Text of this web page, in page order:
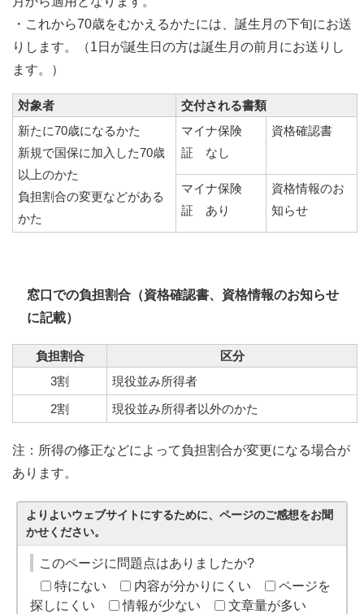
・これから70歳をむかえるかたには、誕生月の下旬にお送
りします。（1日が誕生日の方は誕生月の前月にお送りし
ます。）
対象者
交付される書類
新たに70歳になるかた
新規で国保に加入した70歳
以上のかた
負担割合の変更などがある
かた
マイナ保険
証 なし
資格確認書
マイナ保険
証 あり
資格情報のお
知らせ
窓口での負担割合（資格確認書、資格情報のお知らせ
に記載）
負担割合
区分
3割
現役並み所得者
2割
現役並み所得者以外のかた
注：所得の修正などによって負担割合が変更になる場合が
あります。
よりよいウェブサイトにするために、ページのご感想をお聞
かせください。
このページに問題点はありましたか?
特にない
内容が分かりにくい
ページを
探しにくい
情報が少ない 文章量が多い